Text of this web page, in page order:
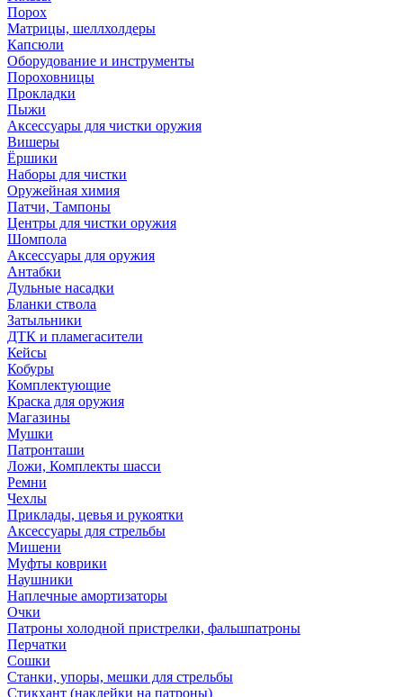
Порох
Матрицы, шеллхолдеры
Капсюли
Оборудование и инструменты
Пороховницы
Прокладки
Пыжи
Аксессуары для чистки оружия
Вишеры
Ёршики
Наборы для чистки
Оружейная химия
Патчи, Тампоны
Центры для чистки оружия
Шомпола
Аксессуары для оружия
Антабки
Дульные насадки
Бланки ствола
Затыльники
ДТК и пламегасители
Кейсы
Кобуры
Комплектующие
Краска для оружия
Магазины
Мушки
Патронташи
Ложи, Комплекты шасси
Ремни
Чехлы
Приклады, цевья и рукоятки
Аксессуары для стрельбы
Мишени
Муфты коврики
Наушники
Наплечные амортизаторы
Очки
Патроны холодной пристрелки, фальшпатроны
Перчатки
Сошки
Станки, упоры, мешки для стрельбы
Стикхант (наклейки на патроны)